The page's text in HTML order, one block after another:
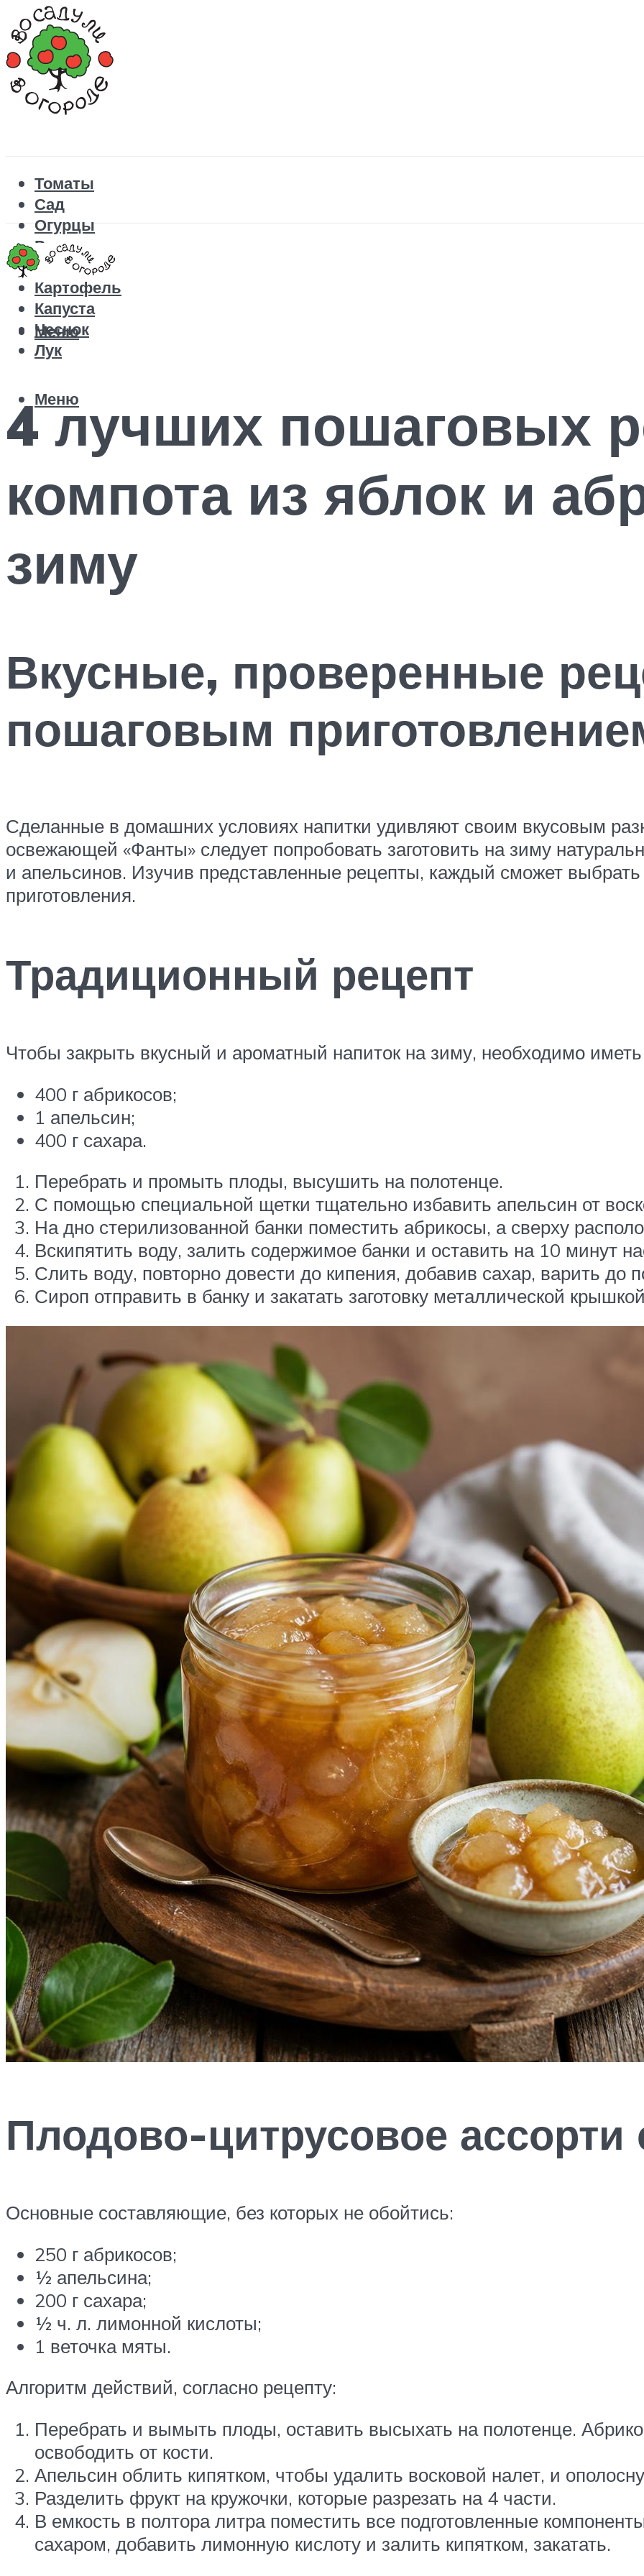
Томаты
Сад
Огурцы
Рецепты
Перец
Картофель
Капуста
Чеснок
Лук
Меню
Меню
4 лучших пошаговых
компота из яблок и
зиму
Вкусные, проверенные
пошаговым
Сделанные в домашних условиях напитки удивляют своим вкусовым
освежающей «Фанты» следует попробовать заготовить на зиму
и апельсинов. Изучив представленные рецепты, каждый сможет
приготовления.
Традиционный рецепт
Чтобы закрыть вкусный и ароматный напиток на зиму, необходимо
400 г абрикосов;
1 апельсин;
400 г сахара.
Перебрать и промыть плоды, высушить на полотенце.
С помощью специальной щетки тщательно избавить апельсин от
На дно стерилизованной банки поместить абрикосы, а сверху
Вскипятить воду, залить содержимое банки и оставить на 10 минут
Слить воду, повторно довести до кипения, добавив сахар, варить до
Сироп отправить в банку и закатать заготовку металлической
Плодово-цитрусовое ассорти
Основные составляющие, без которых не обойтись:
250 г абрикосов;
½ апельсина;
200 г сахара;
½ ч. л. лимонной кислоты;
1 веточка мяты.
Алгоритм действий, согласно рецепту:
Перебрать и вымыть плоды, оставить высыхать на полотенце.
освободить от кости.
Апельсин облить кипятком, чтобы удалить восковой налет, и
Разделить фрукт на кружочки, которые разрезать на 4 части.
В емкость в полтора литра поместить все подготовленные
сахаром, добавить лимонную кислоту и залить кипятком, закатать.